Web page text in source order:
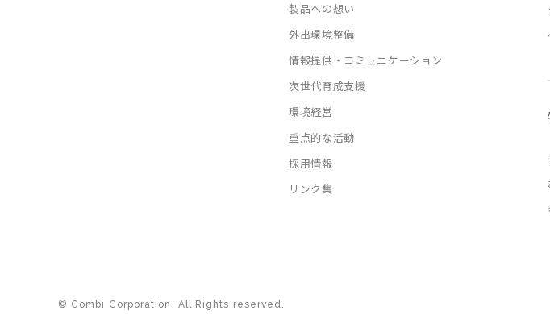
製品への想い
外出環境整備
情報提供・コミュニケーション
次世代育成支援
環境経営
重点的な活動
採用情報
リンク集
© Combi Corporation. All Rights reserved.